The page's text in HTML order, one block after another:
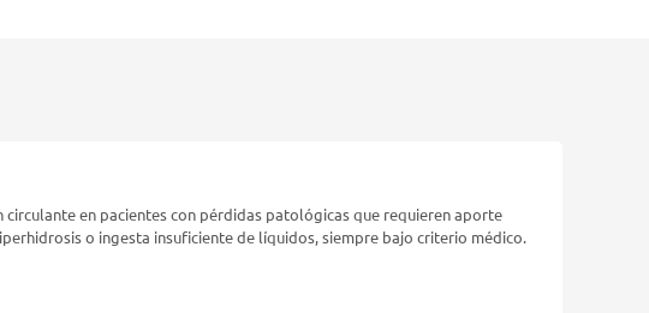
en pacientes con pérdidas patológicas que requieren aporte
o ingesta insuficiente de líquidos, siempre bajo criterio médico.